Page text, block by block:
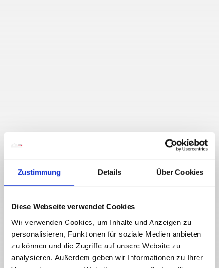
Zustimmung Details Über Cookies
Diese Webseite verwendet Cookies
Wir verwenden Cookies, um Inhalte und Anzeigen zu
personalisieren, Funktionen für soziale Medien anbieten
zu können und die Zugriffe auf unsere Website zu
analysieren. Außerdem geben wir Informationen zu Ihrer